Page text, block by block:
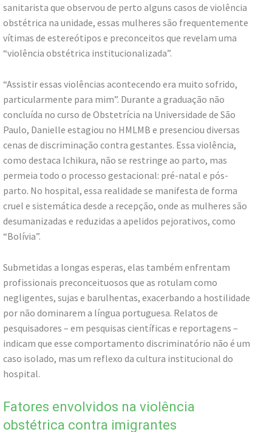
sanitarista que observou de perto alguns casos de violência
obstétrica na unidade, essas mulheres são frequentemente
vítimas de estereótipos e preconceitos que revelam uma
“violência obstétrica institucionalizada”.
“Assistir essas violências acontecendo era muito sofrido,
particularmente para mim”. Durante a graduação não
concluída no curso de Obstetrícia na Universidade de São
Paulo, Danielle estagiou no HMLMB e presenciou diversas
cenas de discriminação contra gestantes. Essa violência,
como destaca Ichikura, não se restringe ao parto, mas
permeia todo o processo gestacional: pré-natal e pós-
parto. No hospital, essa realidade se manifesta de forma
cruel e sistemática desde a recepção, onde as mulheres são
desumanizadas e reduzidas a apelidos pejorativos, como
“Bolívia”.
Submetidas a longas esperas, elas também enfrentam
profissionais preconceituosos que as rotulam como
negligentes, sujas e barulhentas, exacerbando a hostilidade
por não dominarem a língua portuguesa. Relatos de
pesquisadores – em pesquisas científicas e reportagens –
indicam que esse comportamento discriminatório não é um
caso isolado, mas um reflexo da cultura institucional do
hospital.
Fatores envolvidos na violência
obstétrica contra imigrantes